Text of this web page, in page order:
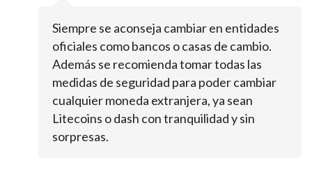
Siempre se aconseja cambiar en entidades
oficiales como bancos o casas de cambio.
Además se recomienda tomar todas las
medidas de seguridad para poder cambiar
cualquier moneda extranjera, ya sean
Litecoins o dash con tranquilidad y sin
sorpresas.